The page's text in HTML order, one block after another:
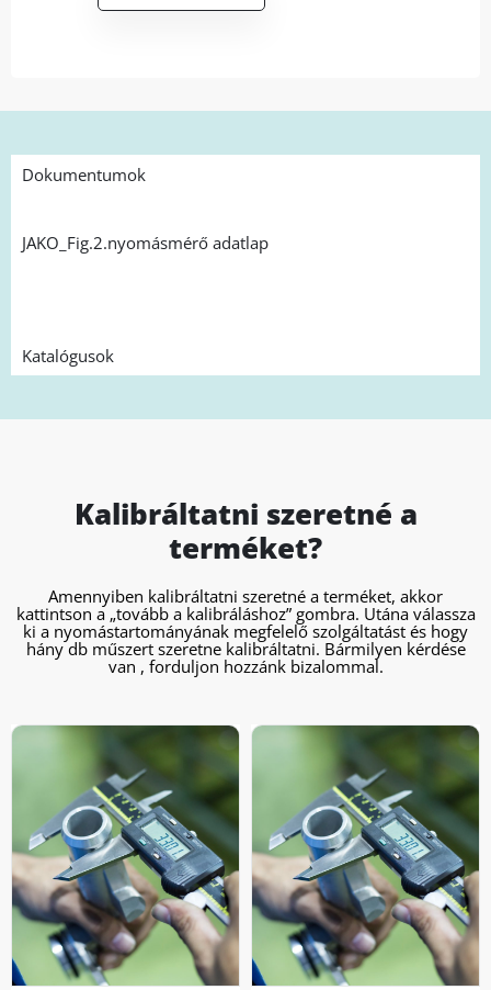
Dokumentumok
JAKO_Fig.2.nyomásmérő adatlap
Katalógusok
Kalibráltatni szeretné a
terméket?
Amennyiben kalibráltatni szeretné a terméket, akkor
kattintson a „tovább a kalibráláshoz” gombra. Utána válassza
ki a nyomástartományának megfelelő szolgáltatást és hogy
hány db műszert szeretne kalibráltatni. Bármilyen kérdése
van , forduljon hozzánk bizalommal.